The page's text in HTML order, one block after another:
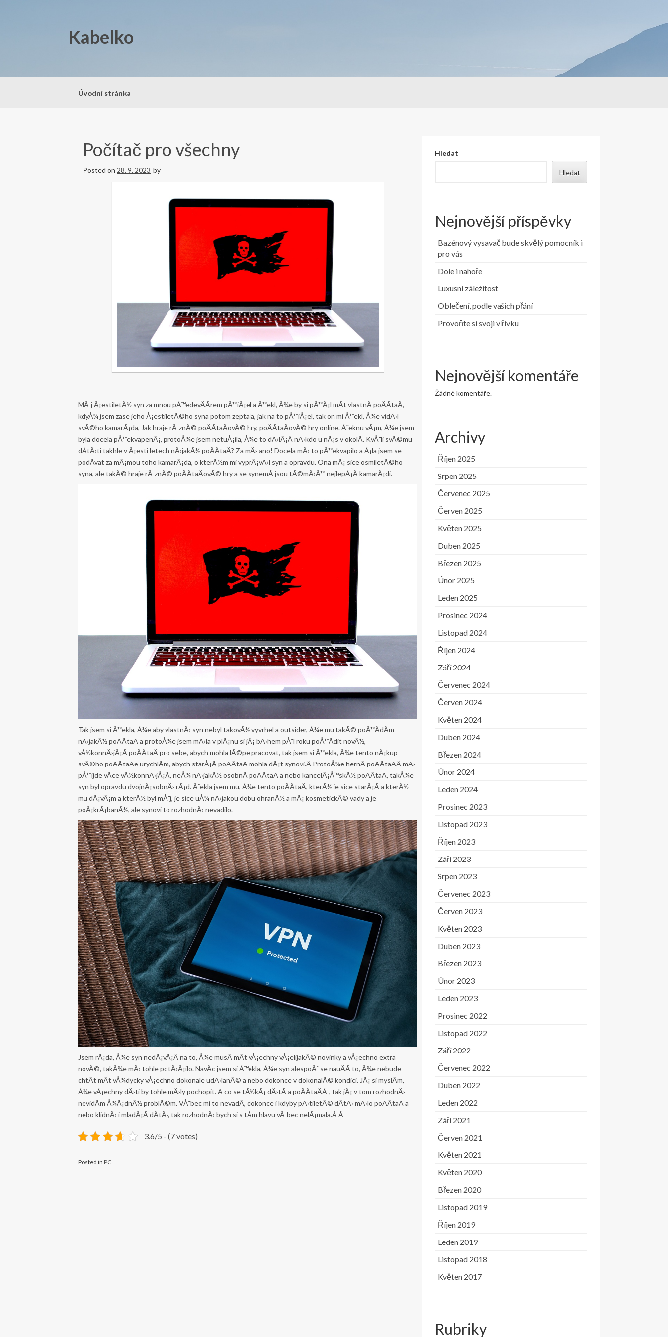
Kabelko
Úvodní stránka
Počítač pro všechny
Posted on 28. 9. 2023 by
MÅ¯j Å¡estiletÃ½ syn za mnou pÅ™edevÄÃ­rem pÅ™iÅ¡el a Å™ekl, Å¾e by si pÅ™Ã¡l mÃ­t vlastnÃ­ poÄÃ­taÄ,
kdyÅ¾ jsem zase jeho Å¡estiletÃ©ho syna potom zeptala, jak na to pÅ™iÅ¡el, tak on mi Å™ekl, Å¾e vidÄ›l
svÃ©ho kamarÃ¡da, Jak hraje rÅ¯znÃ© poÄÃ­taÄovÃ© hry, poÄÃ­taÄovÃ© hry online. Å˜eknu vÃ¡m, Å¾e jsem
byla docela pÅ™ekvapenÃ¡, protoÅ¾e jsem netuÅ¡ila, Å¾e to dÄ›lÃ¡Â nÄ›kdo u nÃ¡s v okolÃ­. KvÅ¯li svÃ©mu
dÃ­tÄ›ti takhle v Å¡esti letech nÄ›jakÃ½ poÄÃ­taÄ? Za mÄ› ano! Docela mÄ› to pÅ™ekvapilo a Å¡la jsem se
podÃ­vat za mÃ¡mou toho kamarÃ¡da, o kterÃ½m mi vyprÃ¡vÄ›l syn a opravdu. Ona mÃ¡ sice osmiletÃ©ho
syna, ale takÃ© hraje rÅ¯znÃ© poÄÃ­taÄovÃ© hry a se synemÂ jsou tÃ©mÄ›Å™ nejlepÅ¡Ã­ kamarÃ¡di.
Tak jsem si Å™ekla, Å¾e aby vlastnÄ› syn nebyl takovÃ½ vyvrhel a outsider, Å¾e mu takÃ© poÅ™Ã­dÃ­m
nÄ›jakÃ½ poÄÃ­taÄ a protoÅ¾e jsem mÄ›la v plÃ¡nu si jÃ¡ bÄ›hem pÅ¯l roku poÅ™Ã­dit novÃ½,
vÃ½konnÄ›jÅ¡Ã­ poÄÃ­taÄ pro sebe, abych mohla lÃ©pe pracovat, tak jsem si Å™ekla, Å¾e tento nÃ¡kup
svÃ©ho poÄÃ­taÄe urychlÃ­m, abych starÅ¡Ã­ poÄÃ­taÄ mohla dÃ¡t synovi.Â ProtoÅ¾e hernÃ­ poÄÃ­taÄÂ mÄ›
pÅ™ijde vÃ­ce vÃ½konnÄ›jÅ¡Ã­, neÅ¾ nÄ›jakÃ½ osobnÃ­ poÄÃ­taÄ a nebo kancelÃ¡Å™skÃ½ poÄÃ­taÄ, takÅ¾e
syn byl opravdu dvojnÃ¡sobnÄ› rÃ¡d. Å˜ekla jsem mu, Å¾e tento poÄÃ­taÄ, kterÃ½ je sice starÅ¡Ã­ a kterÃ½
mu dÃ¡vÃ¡m a kterÃ½ byl mÅ¯j, je sice uÅ¾ nÄ›jakou dobu ohranÃ½ a mÃ¡ kosmetickÃ© vady a je
poÅ¡krÃ¡banÃ½, ale synovi to rozhodnÄ› nevadilo.
Jsem rÃ¡da, Å¾e syn nedÃ¡vÃ¡Â na to, Å¾e musÃ­ mÃ­t vÅ¡echny vÅ¡elijakÃ© novinky a vÅ¡echno extra
novÃ©, takÅ¾e mÄ› tohle potÄ›Å¡ilo. NavÃ­c jsem si Å™ekla, Å¾e syn alespoÅˆ se nauÄÃ­ to, Å¾e nebude
chtÃ­t mÃ­t vÅ¾dycky vÅ¡echno dokonale udÄ›lanÃ© a nebo dokonce v dokonalÃ© kondici. JÃ¡ si myslÃ­m,
Å¾e vÅ¡echny dÄ›ti by tohle mÄ›ly pochopit. A co se tÃ½kÃ¡ dÄ›tÃ­ a poÄÃ­taÄÅ¯, tak jÃ¡ v tom rozhodnÄ›
nevidÃ­m Å¾Ã¡dnÃ½ problÃ©m. VÅ¯bec mi to nevadÃ­, dokonce i kdyby pÄ›tiletÃ© dÃ­tÄ› mÄ›lo poÄÃ­taÄ a
nebo klidnÄ› i mladÅ¡Ã­ dÃ­tÄ›, tak rozhodnÄ› bych si s tÃ­m hlavu vÅ¯bec nelÃ¡mala.Â Â
3.6/5 - (7 votes)
Posted in PC
Hledat
Hledat
Nejnovější příspěvky
Bazénový vysavač bude skvělý pomocník i
pro vás
Dole i nahoře
Luxusní záležitost
Oblečení, podle vašich přání
Provoňte si svoji vířivku
Nejnovější komentáře
Žádné komentáře.
Archivy
Říjen 2025
Srpen 2025
Červenec 2025
Červen 2025
Květen 2025
Duben 2025
Březen 2025
Únor 2025
Leden 2025
Prosinec 2024
Listopad 2024
Říjen 2024
Září 2024
Červenec 2024
Červen 2024
Květen 2024
Duben 2024
Březen 2024
Únor 2024
Leden 2024
Prosinec 2023
Listopad 2023
Říjen 2023
Září 2023
Srpen 2023
Červenec 2023
Červen 2023
Květen 2023
Duben 2023
Březen 2023
Únor 2023
Leden 2023
Prosinec 2022
Listopad 2022
Září 2022
Červenec 2022
Duben 2022
Leden 2022
Září 2021
Červen 2021
Květen 2021
Květen 2020
Březen 2020
Listopad 2019
Říjen 2019
Leden 2019
Listopad 2018
Květen 2017
Rubriky